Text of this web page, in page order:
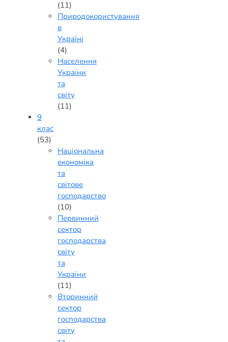
(11)
Природокористування
в
Україні
(4)
Населення
України
та
світу
(11)
9
клас
(53)
Національна
економіка
та
світове
господарство
(10)
Первинний
сектор
господарства
світу
та
України
(11)
Вторинний
сектор
господарства
світу